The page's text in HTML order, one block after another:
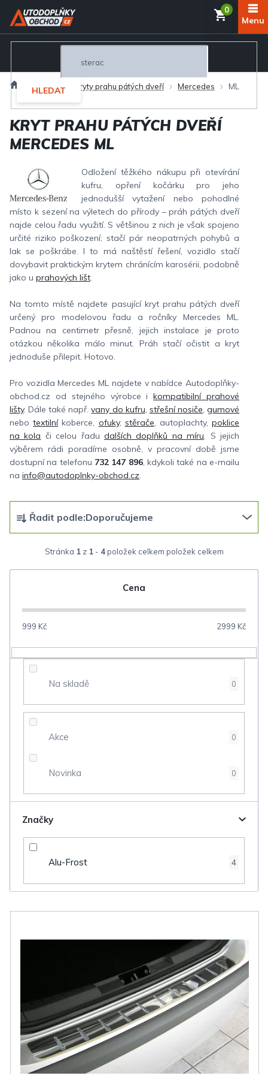
Přejít
obsah
HLEDAT
Exteriér Kryty prahu pátých dveří Mercedes ML
KRYT PRAHU PÁTÝCH DVEŘÍ
MERCEDES ML
Odložení těžkého nákupu při otevírání
kufru, opření kočárku pro jeho
jednodušší vytažení nebo pohodlné
místo k sezení na výletech do přírody – práh pátých dveří
najde celou řadu využití. S většinou z nich je však spojeno
určité riziko poškození; stačí pár neopatrných pohybů a
lak se poškrábe. I to má naštěstí řešení, vozidlo stačí
dovybavit praktickým krytem chránícím karosérii, podobně
jako u prahových lišt.
Na tomto místě najdete pasující kryt prahu pátých dveří
určený pro modelovou řadu a ročníky Mercedes ML.
Padnou na centimetr přesně, jejich instalace je proto
otázkou několika málo minut. Práh stačí očistit a kryt
jednoduše přilepit. Hotovo.
Pro vozidla Mercedes ML najdete v nabídce Autodoplňky-
obchod.cz od stejného výrobce ikompatibilní prahové
lišty. Dále také např.vany do kufru, střešní nosiče,gumové
nebotextilníkoberce, ofuky, stěrače, autoplachty,poklice
na kola či celou řadudalších doplňků na míru. S jejich
výběrem rádi poradíme osobně, v pracovní době jsme
dostupní na telefonu 732 147 896, kdykoli také na e-mailu
na info@autodoplnky-obchod.cz.
Stránka 1z 1- 4položek celkem
a
e
o
Řadit podle:Doporučujeme
Cena
999 Kč 2999 Kč
Na skladě 0
Akce 0
Novinka 0
Značky
Alu-Frost 4